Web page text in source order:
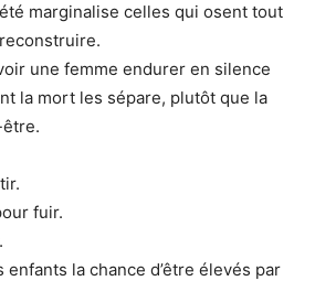
marginalise celles qui osent tout
une femme endurer en silence
la mort les sépare, plutôt que la
fuir.
enfants la chance d’être élevés par